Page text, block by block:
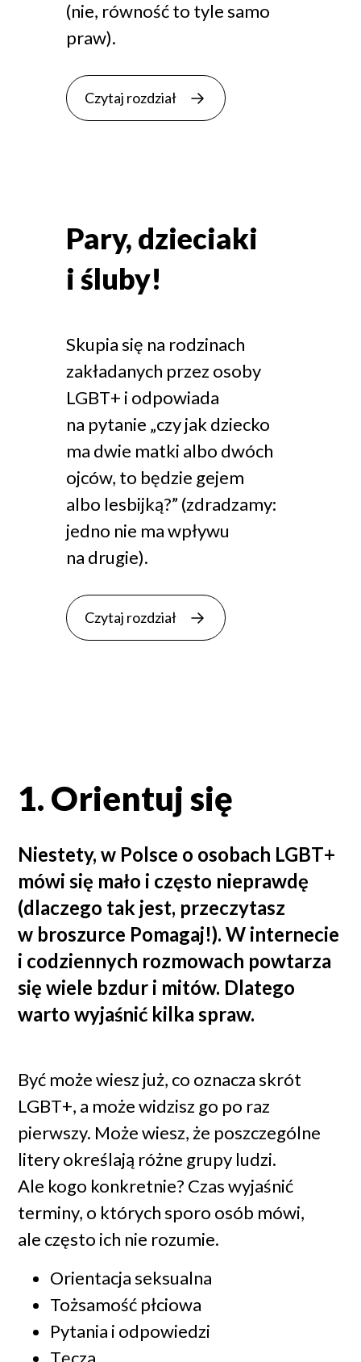
(nie, równość to tyle samo
praw).
Czytaj rozdział
Pary, dzieciaki
i śluby!
Skupia się na rodzinach
zakładanych przez osoby
LGBT+ i odpowiada
na pytanie „czy jak dziecko
ma dwie matki albo dwóch
ojców, to będzie gejem
albo lesbijką?” (zdradzamy:
jedno nie ma wpływu
na drugie).
Czytaj rozdział
1. Orientuj się
Niestety, w Polsce o osobach LGBT+
mówi się mało i często nieprawdę
(dlaczego tak jest, przeczytasz
w broszurce Pomagaj!). W internecie
i codziennych rozmowach powtarza
się wiele bzdur i mitów. Dlatego
warto wyjaśnić kilka spraw.
Być może wiesz już, co oznacza skrót
LGBT+, a może widzisz go po raz
pierwszy. Może wiesz, że poszczególne
litery określają różne grupy ludzi.
Ale kogo konkretnie? Czas wyjaśnić
terminy, o których sporo osób mówi,
ale często ich nie rozumie.
Orientacja seksualna
Tożsamość płciowa
Pytania i odpowiedzi
Tęcza